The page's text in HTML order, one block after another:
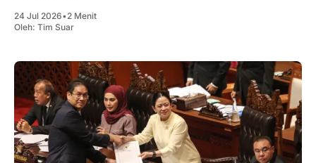
24 Jul 2026•2 Menit
Oleh: Tim Suar